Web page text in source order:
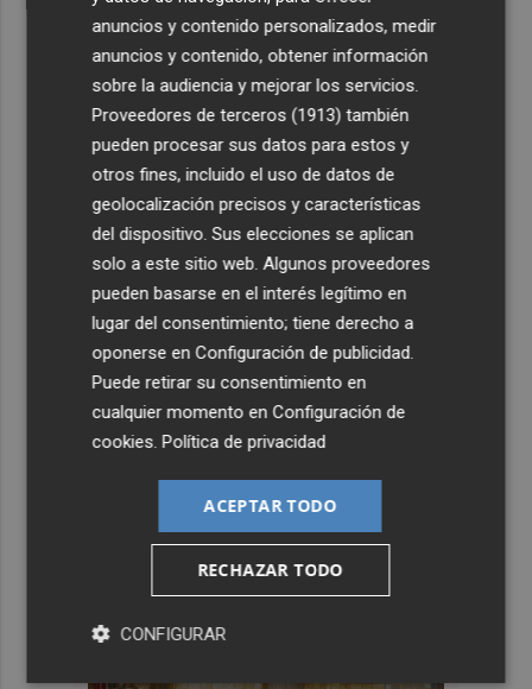
anuncios y contenido personalizados, medir
anuncios y contenido, obtener información
sobre la audiencia y mejorar los servicios.
Proveedores de terceros (1913) también
pueden procesar sus datos para estos y
otros fines, incluido el uso de datos de
geolocalización precisos y características
del dispositivo. Sus elecciones se aplican
solo a este sitio web. Algunos proveedores
pueden basarse en el interés legítimo en
lugar del consentimiento; tiene derecho a
oponerse enConfiguración de publicidad
Puede retirar su consentimiento en
cualquier momento enConfiguración de
cookies .Política de privacidad
ACEPTAR TODO
RECHAZAR TODO
CONFIGURAR